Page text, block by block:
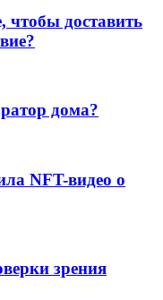
чтобы доставить
дома?
NFT-видео о
зрения